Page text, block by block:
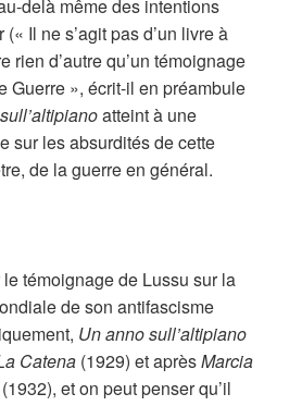
delà même des intentions
Il ne s’agit pas d’un livre à
rien d’autre qu’un témoignage
Guerre », écrit-il en préambule
atteint à une
sur les absurdités de cette
de la guerre en général.
témoignage de Lussu sur la
de son antifascisme
Un anno sull’altipiano
Catena (1929) et aprèsMarcia
(1932), et on peut penser qu’il